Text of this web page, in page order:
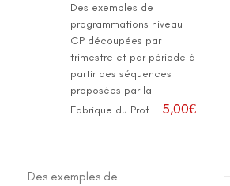
Des exemples de
programmations niveau
CP découpées par
trimestre et par période à
partir des séquences
proposées par la
Fabrique du Prof... 5,00€
Des exemples de